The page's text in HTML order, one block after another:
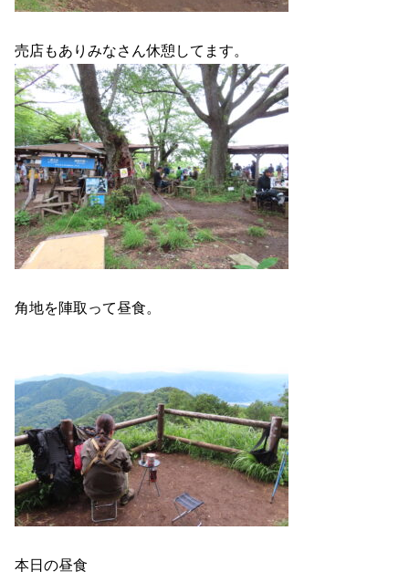
売店もありみなさん休憩してます。
角地を陣取って昼食。
本日の昼食